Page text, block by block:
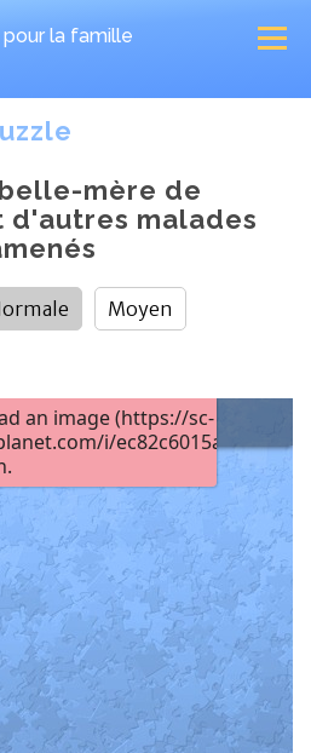
pour la famille
mère de
d'autres malades
Moyen